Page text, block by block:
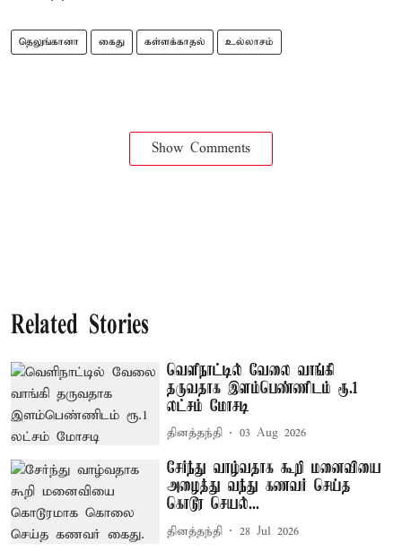
தெலுங்கானா கைது கள்ளக்காதல் உல்லாசம்
Show Comments
Related Stories
வெளிநாட்டில் வேலை வாங்கி
தருவதாக இளம்பெண்ணிடம் ரூ.1
லட்சம் மோசடி
தினத்தந்தி 03 Aug 2026
சேர்ந்து வாழ்வதாக கூறி மனைவியை
அழைத்து வந்து கணவர் செய்த
கொடூர செயல்...
தினத்தந்தி 28 Jul 2026